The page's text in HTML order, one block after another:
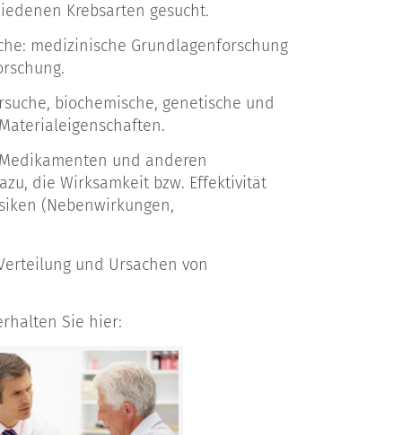
Krebsarten gesucht.
medizinische Grundlagenforschung
biochemische, genetische und
und anderen
die Wirksamkeit bzw. Effektivität
(Nebenwirkungen,
und Ursachen von
Sie hier: